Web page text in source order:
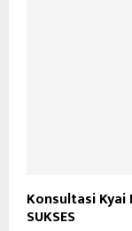
Konsultasi Kyai
SUKSES